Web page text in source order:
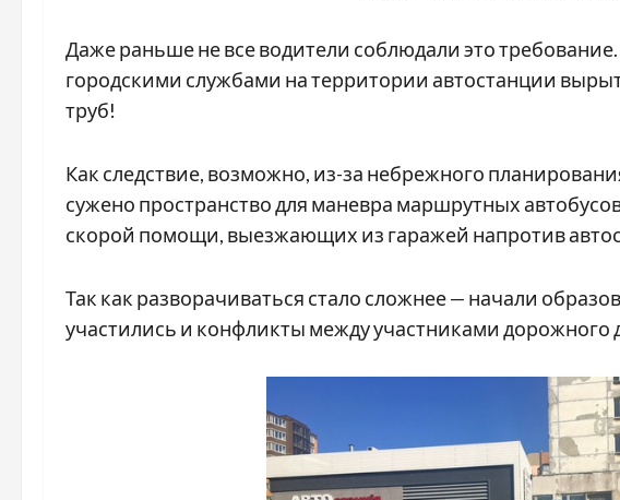
Даже раньше не все водители соблюдали это
городскими службами на территории автостанции
труб!
Как следствие, возможно, из-за небрежного
сужено пространство для маневра маршрутных
скорой помощи, выезжающих из гаражей напротив
Так как разворачиваться стало сложнее — начали
участились и конфликты между участниками дорожного